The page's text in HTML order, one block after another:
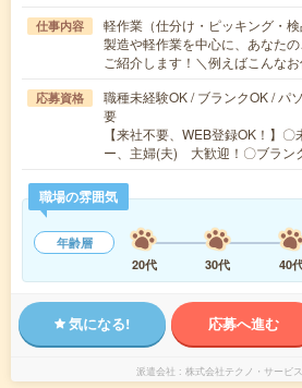
仕事内容
軽作業（仕分け・ピッキング・検
製造や軽作業を中心に、あなた
ご紹介します！＼例えばこんな
応募資格
職種未経験OK / ブランクOK / パ
要
【来社不要、WEB登録OK！】
ー、主婦(夫) 大歓迎！〇ブラン
職場の雰囲気
年齢層
20代
30代 40
気になる! 応募へ進む
派遣会社 株式会社テクノ・サービ